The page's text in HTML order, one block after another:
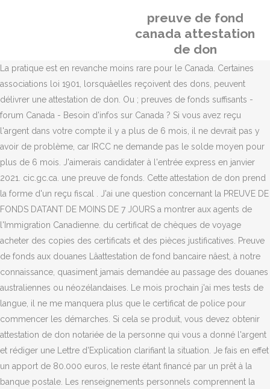
preuve de fond
canada attestation
de don
La pratique est en revanche moins rare pour le Canada. Certaines
associations loi 1901, lorsquâelles reçoivent des dons, peuvent
délivrer une attestation de don. Ou ; preuves de fonds suffisants -
forum Canada - Besoin d'infos sur Canada ? Si vous avez reçu
l'argent dans votre compte il y a plus de 6 mois, il ne devrait pas y
avoir de problème, car IRCC ne demande pas le solde moyen pour
plus de 6 mois. J'aimerais candidater à l'entrée express en janvier
2021. cic.gc.ca. une preuve de fonds. Cette attestation de don prend
la forme d'un reçu fiscal . J'ai une question concernant la PREUVE DE
FONDS DATANT DE MOINS DE 7 JOURS a montrer aux agents de
l'Immigration Canadienne. du certificat de chèques de voyage
acheter des copies des certificats et des pièces justificatives. Preuve
de fonds aux douanes Lâattestation de fond bancaire nâest, à notre
connaissance, quasiment jamais demandée au passage des douanes
australiennes ou néozélandaises. Le mois prochain j'ai mes tests de
langue, il ne me manquera plus que le certificat de police pour
commencer les démarches. Si cela se produit, vous devez obtenir
attestation de don notariée de la personne qui vous a donné l'argent
et rédiger une Lettre d'Explication clarifiant la situation. Je fais en effet
un apport de 80.000 euros, le reste étant financé par un prêt à la
banque postale. Les renseignements personnels comprennent la